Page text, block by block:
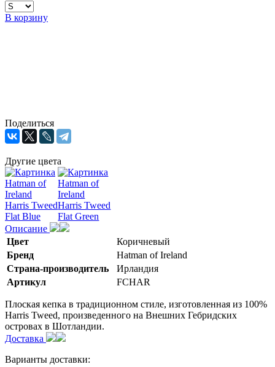
В корзину
Поделиться
Другие цвета
Описание
Цвет
Коричневый
Бренд
Hatman of Ireland
Страна-производитель
Ирландия
Артикул
FCHAR
Плоская кепка в традиционном стиле, изготовленная из 100%
Harris Tweed, произведенного на Внешних Гебридских
островах в Шотландии.
Доставка
Варианты доставки: